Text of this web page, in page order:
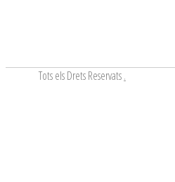
Tots els Drets Reservats.